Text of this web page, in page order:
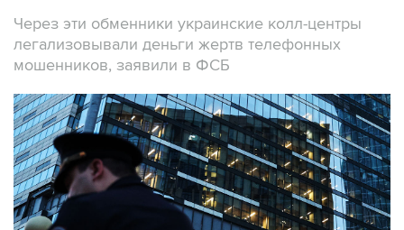
Через эти обменники украинские колл-центры
легализовывали деньги жертв телефонных
мошенников, заявили в ФСБ